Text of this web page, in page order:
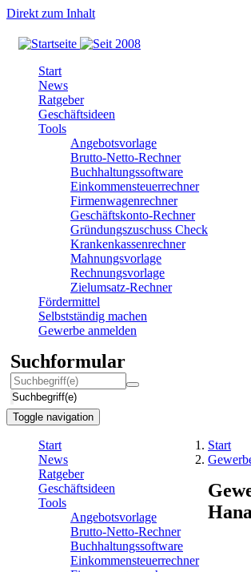
Direkt zum Inhalt
Start
News
Ratgeber
Geschäftsideen
Tools
Angebotsvorlage
Brutto-Netto-Rechner
Buchhaltungssoftware
Einkommensteuerrechner
Firmenwagenrechner
Geschäftskonto-Rechner
Gründungszuschuss Check
Krankenkassenrechner
Mahnungsvorlage
Rechnungsvorlage
Zielumsatz-Rechner
Fördermittel
Selbstständig machen
Gewerbe anmelden
Suchformular
Suchbegriff(e)
Toggle navigation
Start
News
Ratgeber
Geschäftsideen
Tools
Angebotsvorlage
Brutto-Netto-Rechner
Buchhaltungssoftware
Einkommensteuerrechner
Start